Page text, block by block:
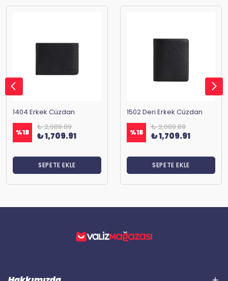
1404 Erkek Cüzdan
%18
₺ 2,089.89
₺ 1,709.91
SEPETE EKLE
1502 Deri Erkek Cüzdan
%18
₺ 2,089.89
₺ 1,709.91
SEPETE EKLE